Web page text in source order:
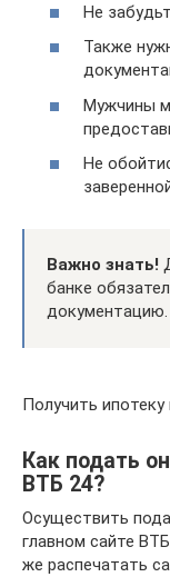
Не
Также
Мужчины
Не
Важно знать!
банке
документацию.
Получить
Как подать
ВТБ 24?
Осуществить
главном сайте
же распечатать